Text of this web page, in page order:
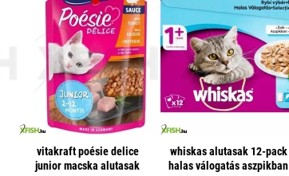
vitakraft poésie delice
junior macska alutasak
whiskas alutasak 12-pack
halas válogatás aszpikban